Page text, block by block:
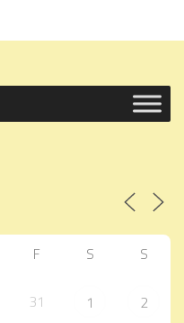
F S S
31 1 2